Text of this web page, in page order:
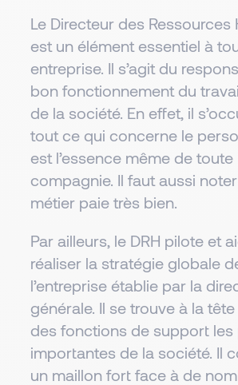
Le Directeur des Ressources
est un élément essentiel à
entreprise. Il s’agit du
bon fonctionnement du
de la société. En effet, il
tout ce qui concerne le
est l’essence même de toute
compagnie. Il faut aussi
métier paie très bien.
Par ailleurs, le DRH pilote et
réaliser la stratégie globale
l’entreprise établie par la
générale. Il se trouve à la tête
des fonctions de support les
importantes de la société. Il
un maillon fort face à de